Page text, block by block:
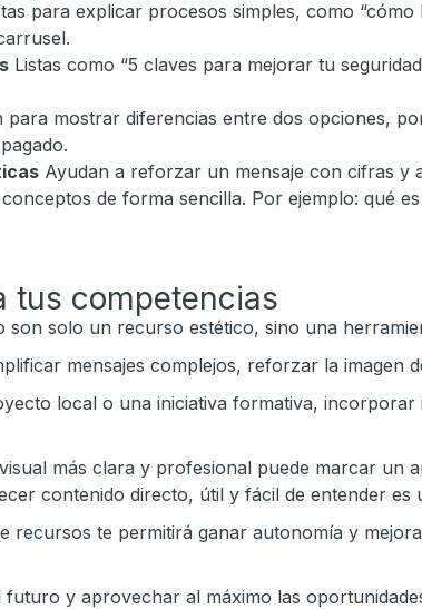
para explicar procesos simples, como
Listas como “5 claves para mejorar tu
para mostrar diferencias entre dos opciones,
Ayudan a reforzar un mensaje con cifras y
de forma sencilla. Por ejemplo: qué
tus competencias
son solo un recurso estético, sino una
mensajes complejos, reforzar la imagen
local o una iniciativa formativa,
más clara y profesional puede marcar un
contenido directo, útil y fácil de entender es
recursos te permitirá ganar autonomía y
futuro y aprovechar al máximo las